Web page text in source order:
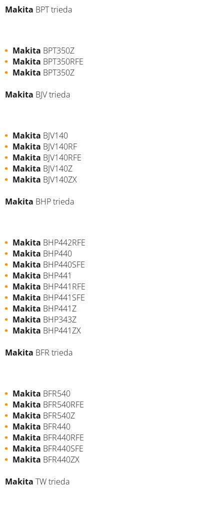
Makita BPT trieda
Makita BPT350Z
Makita BPT350RFE
Makita BPT350Z
Makita BJV trieda
Makita BJV140
Makita BJV140RF
Makita BJV140RFE
Makita BJV140Z
Makita BJV140ZX
Makita BHP trieda
Makita BHP442RFE
Makita BHP440
Makita BHP440SFE
Makita BHP441
Makita BHP441RFE
Makita BHP441SFE
Makita BHP441Z
Makita BHP343Z
Makita BHP441ZX
Makita BFR trieda
Makita BFR540
Makita BFR540RFE
Makita BFR540Z
Makita BFR440
Makita BFR440RFE
Makita BFR440SFE
Makita BFR440ZX
Makita TW trieda